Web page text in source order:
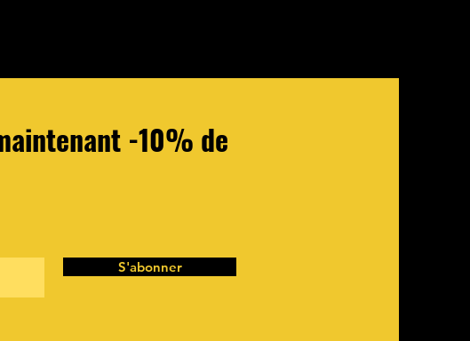
-10% de
S'abonner